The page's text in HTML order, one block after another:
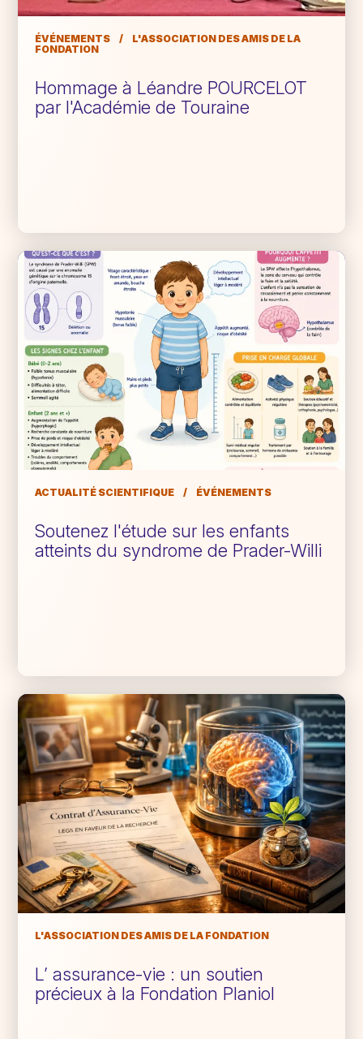
ÉVÉNEMENTS /
L'ASSOCIATION DES AMIS DE LA
FONDATION
Hommage à Léandre POURCELOT
par l'Académie de Touraine
ACTUALITÉ SCIENTIFIQUE / ÉVÉNEMENTS
Soutenez l'étude sur les enfants
atteints du syndrome de Prader-Willi
L'ASSOCIATION DES AMIS DE LA FONDATION
L’ assurance-vie : un soutien
précieux à la Fondation Planiol